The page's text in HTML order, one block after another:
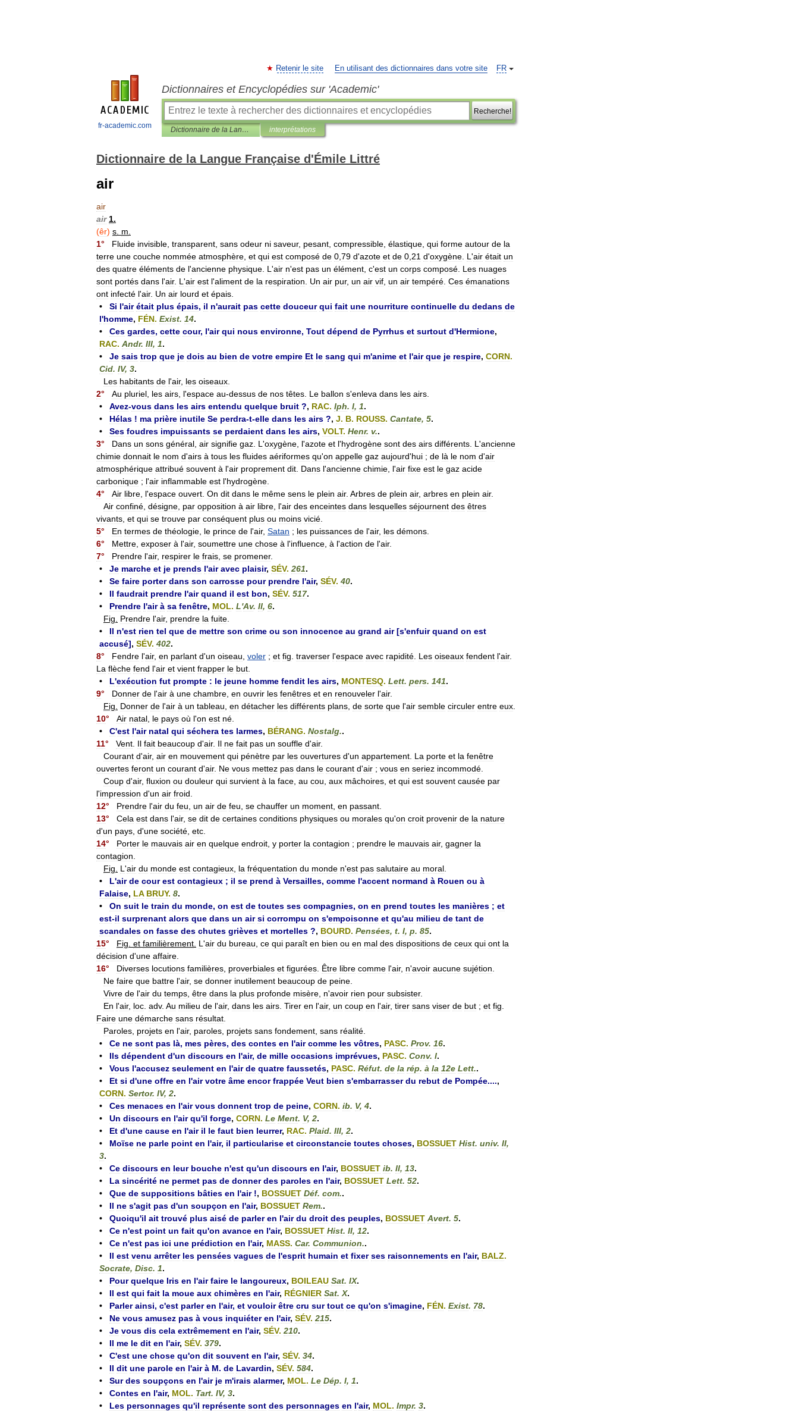
fr-academic.com
FR
Retenir le site En utilisant des dictionnaires dans votre site
Dictionnaires et Encyclopédies sur 'Academic'
Recherche!
Dictionnaire de la Langue Française d'Émile Littré interprétations
Dictionnaire de la Langue Française d'Émile Littré
air
air
air 1.
(êr) s m
1° Fluide invisible transparent sans odeur ni saveur, pesant compressible élastique qui forme autour de la
terre une couche nommée atmosphère et qui est composé de 0 79 d'azote et de 0 21 d'oxygène L 'air était un
des quatre éléments de l'ancienne physique L 'air n'est pas un élément c'est un corps composé Les nuages
sont portés dans l'air. L 'air est l'aliment de la respiration Un air pur, un air vif un air tempéré Ces émanations
ont infecté l'air. Un air lourd et épais
•
Si l'air était plus épais, il n'aurait pas cette douceur qui fait une nourriture continuelle du dedans de
l'homme, FÉN. Exist. 14.
•
Ces gardes, cette cour, l'air qui nous environne, Tout dépend de Pyrrhus et surtout d'Hermione,
RAC. Andr. III, 1.
•
Je sais trop que je dois au bien de votre empire Et le sang qui m'anime et l'air que je respire, CORN.
Cid. IV, 3.
Les habitants de l'air, les oiseaux
2° Au pluriel les airs l'espace au-dessus de nos têtes Le ballon s'enleva dans les airs
•
Avez-vous dans les airs entendu quelque bruit ?, RAC. Iph. I, 1.
•
Hélas ! ma prière inutile Se perdra-t-elle dans les airs ?, J. B. ROUSS. Cantate, 5.
•
Ses foudres impuissants se perdaient dans les airs, VOLT. Henr. v..
3° Dans un sons général air signifie gaz L 'oxygène l'azote et l'hydrogène sont des airs différents L 'ancienne
chimie donnait le nom d'airs à tous les fluides aériformes qu'on appelle gaz aujourd'hui ; de là le nom d'air
atmosphérique attribué souvent à l'air proprement dit Dans l'ancienne chimie l'air fixe est le gaz acide
carbonique ; l'air inflammable est l'hydrogène
4° Air libre l'espace ouvert On dit dans le même sens le plein air. Arbres de plein air, arbres en plein air.
Air confiné désigne par opposition à air libre l'air des enceintes dans lesquelles séjournent des êtres
vivants et qui se trouve par conséquent plus ou moins vicié
5° En termes de théologie le prince de l'air, Satan ; les puissances de l'air, les démons
6° Mettre exposer à l'air, soumettre une chose à l'influence à l'action de l'air.
7° Prendre l'air, respirer le frais se promener.
•
Je marche et je prends l'air avec plaisir, SÉV. 261.
•
Se faire porter dans son carrosse pour prendre l'air, SÉV. 40.
•
Il faudrait prendre l'air quand il est bon, SÉV. 517.
•
Prendre l'air à sa fenêtre, MOL. L'Av. II, 6.
Fig
Prendre l'air, prendre la fuite
•
Il n'est rien tel que de mettre son crime ou son innocence au grand air[s'enfuir quand on est
accusé], SÉV. 402.
8° Fendre l'air, en parlant d'un oiseau voler ; et fig traverser l'espace avec rapidité Les oiseaux fendent l'air.
La flèche fend l'air et vient frapper le but
•
L'exécution fut prompte : le jeune homme fendit les airs, MONTESQ. Lett. pers. 141.
9° Donner de l'air à une chambre en ouvrir les fenêtres et en renouveler l'air.
Fig
Donner de l'air à un tableau en détacher les différents plans de sorte que l'air semble circuler entre eux
10° Air natal le pays où l'on est né
•
C'est l'air natal qui séchera tes larmes, BÉRANG. Nostalg..
11° Vent Il fait beaucoup d'air. Il ne fait pas un souffle d'air.
Courant d'air, air en mouvement qui pénètre par les ouvertures d'un appartement La porte et la fenêtre
ouvertes feront un courant d'air. Ne vous mettez pas dans le courant d'air ; vous en seriez incommodé
Coup d'air, fluxion ou douleur qui survient à la face au cou aux mâchoires et qui est souvent causée par
l'impression d'un air froid
12° Prendre l'air du feu un air de feu se chauffer un moment en passant
13° Cela est dans l'air, se dit de certaines conditions physiques ou morales qu'on croit provenir de la nature
d'un pays d'une société etc
14° Porter le mauvais air en quelque endroit y porter la contagion ; prendre le mauvais air, gagner la
contagion
Fig
L 'air du monde est contagieux la fréquentation du monde n'est pas salutaire au moral
•
L'air de cour est contagieux ; il se prend à Versailles, comme l'accent normand à Rouen ou à
Falaise, LA BRUY. 8.
•
On suit le train du monde, on est de toutes ses compagnies, on en prend toutes les manières ; et
est-il surprenant alors que dans un air si corrompu on s'empoisonne et qu'au milieu de tant de
scandales on fasse des chutes grièves et mortelles ?, BOURD. Pensées, t. I, p. 85.
15° Fig et familièrement L 'air du bureau ce qui paraît en bien ou en mal des dispositions de ceux qui ont la
décision d'une affaire
16° Diverses locutions familières proverbiales et figurées Être libre comme l'air, n'avoir aucune sujétion
Ne faire que battre l'air, se donner inutilement beaucoup de peine
Vivre de l'air du temps être dans la plus profonde misère n'avoir rien pour subsister.
En l'air, loc adv. Au milieu de l'air, dans les airs Tirer en l'air, un coup en l'air, tirer sans viser de but ; et fig
Faire une démarche sans résultat
Paroles projets en l'air, paroles projets sans fondement sans réalité
•
Ce ne sont pas là, mes pères, des contes en l'air comme les vôtres, PASC. Prov. 16.
•
Ils dépendent d'un discours en l'air, de mille occasions imprévues, PASC. Conv. I.
•
Vous l'accusez seulement en l'air de quatre faussetés, PASC. Réfut. de la rép. à la 12e Lett..
•
Et si d'une offre en l'air votre âme encor frappée Veut bien s'embarrasser du rebut de Pompée....,
CORN. Sertor. IV, 2.
•
Ces menaces en l'air vous donnent trop de peine, CORN. ib. V, 4.
•
Un discours en l'air qu'il forge, CORN. Le Ment. V, 2.
•
Et d'une cause en l'air il le faut bien leurrer, RAC. Plaid. III, 2.
•
Moïse ne parle point en l'air, il particularise et circonstancie toutes choses, BOSSUET Hist. univ. II,
3.
•
Ce discours en leur bouche n'est qu'un discours en l'air, BOSSUET ib. II, 13.
•
La sincérité ne permet pas de donner des paroles en l'air, BOSSUET Lett. 52.
•
Que de suppositions bâties en l'air!, BOSSUET Déf. com..
•
Il ne s'agit pas d'un soupçon en l'air, BOSSUET Rem..
•
Quoiqu'il ait trouvé plus aisé de parler en l'air du droit des peuples, BOSSUET Avert. 5.
•
Ce n'est point un fait qu'on avance en l'air, BOSSUET Hist. II, 12.
•
Ce n'est pas ici une prédiction en l'air, MASS. Car. Communion..
•
Il est venu arrêter les pensées vagues de l'esprit humain et fixer ses raisonnements en l'air, BALZ.
Socrate, Disc. 1.
•
Pour quelque Iris en l'air faire le langoureux, BOILEAU Sat. IX.
•
Il est qui fait la moue aux chimères en l'air, RÉGNIER Sat. X.
•
Parler ainsi, c'est parler en l'air, et vouloir être cru sur tout ce qu'on s'imagine, FÉN. Exist. 78.
•
Ne vous amusez pas à vous inquiéter en l'air, SÉV. 215.
•
Je vous dis cela extrêmement en l'air, SÉV. 210.
•
Il me le dit en l'air, SÉV. 379.
•
C'est une chose qu'on dit souvent en l'air, SÉV. 34.
•
Il dit une parole en l'air à M. de Lavardin, SÉV. 584.
•
Sur des soupçons en l'air je m'irais alarmer, MOL. Le Dép. I, 1.
•
Contes en l'air, MOL. Tart. IV, 3.
•
Les personnages qu'il représente sont des personnages en l'air, MOL. Impr. 3.